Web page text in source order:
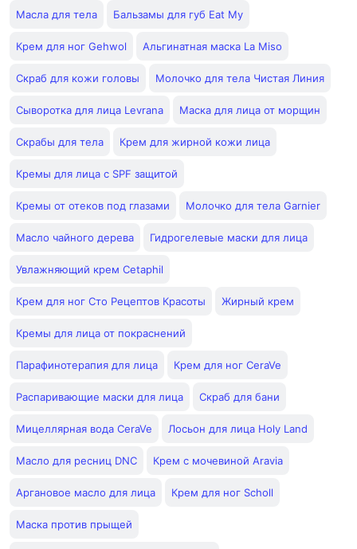
Масла для тела Бальзамы для губ Eat My
Крем для ног Gehwol Альгинатная маска La Miso
Скраб для кожи головы Молочко для тела Чистая Линия
Сыворотка для лица Levrana Маска для лица от морщин
Скрабы для тела Крем для жирной кожи лица
Кремы для лица с SPF защитой
Кремы от отеков под глазами Молочко для тела Garnier
Масло чайного дерева Гидрогелевые маски для лица
Увлажняющий крем Cetaphil
Крем для ног Сто Рецептов Красоты Жирный крем
Кремы для лица от покраснений
Парафинотерапия для лица Крем для ног CeraVe
Распаривающие маски для лица Скраб для бани
Мицеллярная вода CeraVe Лосьон для лица Holy Land
Масло для ресниц DNC Крем с мочевиной Aravia
Аргановое масло для лица Крем для ног Scholl
Маска против прыщей